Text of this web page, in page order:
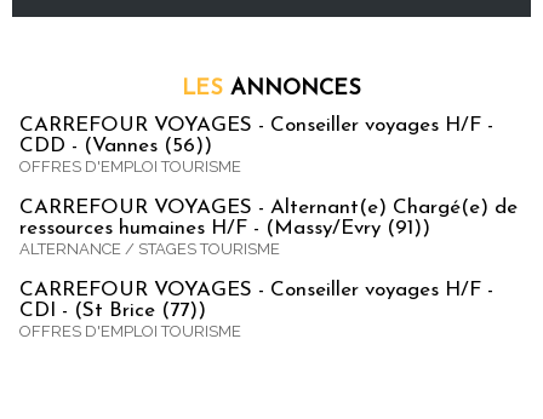
LES ANNONCES
CARREFOUR VOYAGES - Conseiller voyages H/F -
CDD - (Vannes (56))
OFFRES D'EMPLOI TOURISME
CARREFOUR VOYAGES - Alternant(e) Chargé(e) de
ressources humaines H/F - (Massy/Evry (91))
ALTERNANCE / STAGES TOURISME
CARREFOUR VOYAGES - Conseiller voyages H/F -
CDI - (St Brice (77))
OFFRES D'EMPLOI TOURISME